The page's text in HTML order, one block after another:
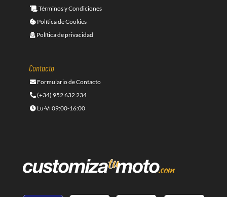
Términos y Condiciones
Política de Cookies
Política de privacidad
Contacto
Formulario de Contacto
(+34) 952 632 234
Lu-Vi 09:00-16:00